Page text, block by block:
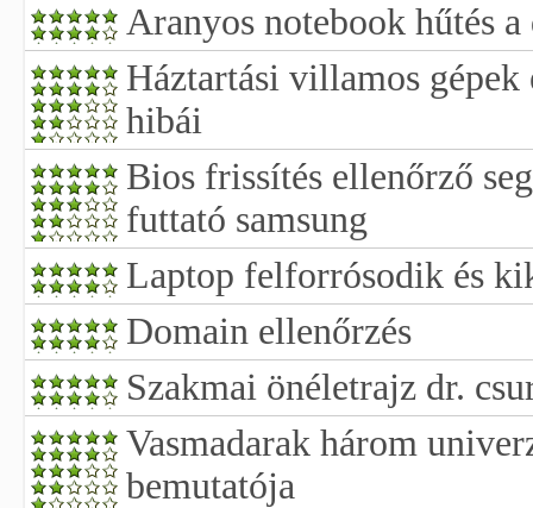
Aranyos notebook hűtés
Háztartási villamos
hibái
Bios frissítés ellenőrző
futtató samsung
Laptop felforrósodik és
Domain ellenőrzés
Szakmai önéletrajz dr.
Vasmadarak három
bemutatója